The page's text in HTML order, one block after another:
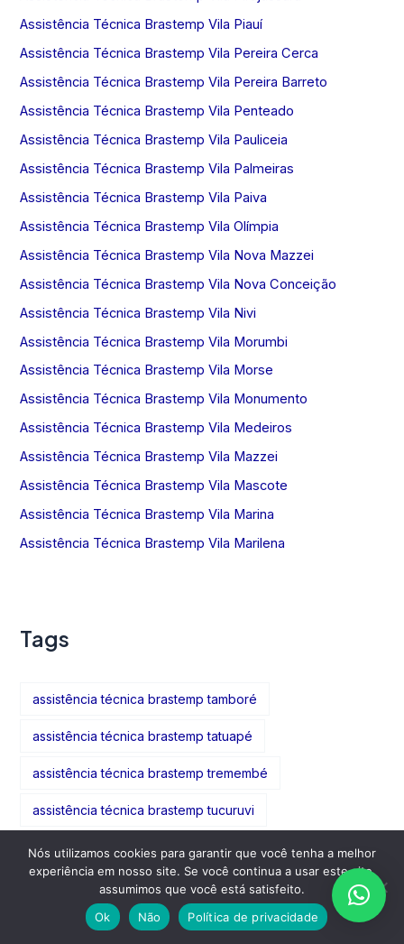
Assistência Técnica Brastemp Vila Piauí
Assistência Técnica Brastemp Vila Pereira Cerca
Assistência Técnica Brastemp Vila Pereira Barreto
Assistência Técnica Brastemp Vila Penteado
Assistência Técnica Brastemp Vila Pauliceia
Assistência Técnica Brastemp Vila Palmeiras
Assistência Técnica Brastemp Vila Paiva
Assistência Técnica Brastemp Vila Olímpia
Assistência Técnica Brastemp Vila Nova Mazzei
Assistência Técnica Brastemp Vila Nova Conceição
Assistência Técnica Brastemp Vila Nivi
Assistência Técnica Brastemp Vila Morumbi
Assistência Técnica Brastemp Vila Morse
Assistência Técnica Brastemp Vila Monumento
Assistência Técnica Brastemp Vila Medeiros
Assistência Técnica Brastemp Vila Mazzei
Assistência Técnica Brastemp Vila Mascote
Assistência Técnica Brastemp Vila Marina
Assistência Técnica Brastemp Vila Marilena
Tags
assistência técnica brastemp tamboré
assistência técnica brastemp tatuapé
assistência técnica brastemp tremembé
assistência técnica brastemp tucuruvi
assistência técnica brastemp vila alexandria
assistência técnica brastemp vila amália
assistência técnica brastemp vila formosa
Nós utilizamos cookies para garantir que você tenha a melhor
experiência em nosso site. Se você continua a usar este site,
assumimos que você está satisfeito.
Ok
Não Política de privacidade